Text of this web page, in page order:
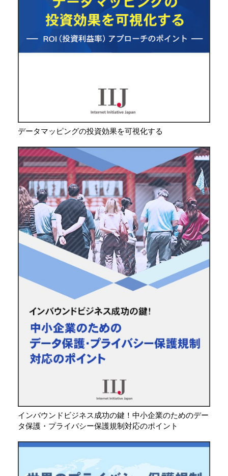
データマッピングの投資効果を可視化する
インバウンドビジネス成功の鍵！中小企業のためのデー
タ保護・プライバシー保護規制対応のポイント